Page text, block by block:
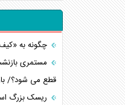
چگونه به
مستمری
قطع می شود؟/
ریسک بزرگ